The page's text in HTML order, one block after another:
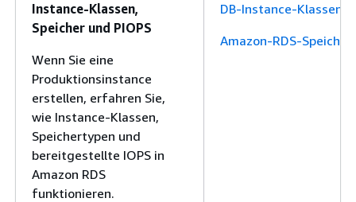
Instance-Klassen,
Speicher und PIOPS
Wenn Sie eine
Produktionsinstance
erstellen, erfahren Sie,
wie Instance-Klassen,
Speichertypen und
bereitgestellte IOPS in
Amazon RDS
funktionieren.
DB-Instance-Klassen
Amazon-RDS-